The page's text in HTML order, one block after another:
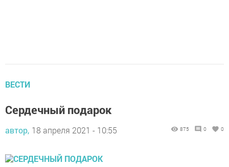
ВЕСТИ
Сердечный подарок
автор, 18 апреля 2021 - 10:55 875 0 0